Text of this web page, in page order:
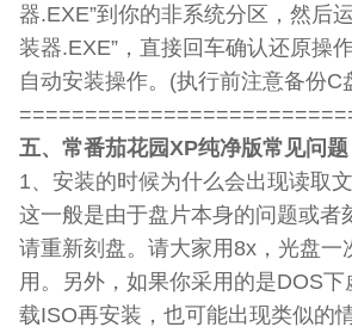
器.EXE”到你的非系统分区，然后
装器.EXE”，直接回车确认还原操
自动安装操作。(执行前注意备份C
五、常番茄花园XP纯净版常见问题
1、安装的时候为什么会出现读取
这一般是由于盘片本身的问题或者
请重新刻盘。请大家用8x，光盘一
用。另外，如果你采用的是DOS下
载ISO再安装，也可能出现类似的